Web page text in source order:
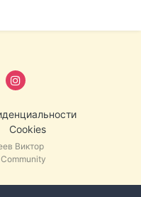
в Европе. Первые
Cookies
Виктор